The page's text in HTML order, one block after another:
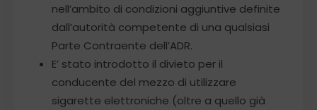
nell’ambito di condizioni aggiuntive definite
dall’autorità competente di una qualsiasi
Parte Contraente dell’ADR.
E’ stato introdotto il divieto per il
conducente del mezzo di utilizzare
sigarette elettroniche (oltre a quello già